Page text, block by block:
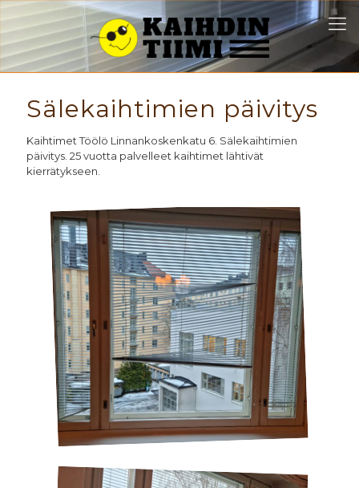
Sälekaihtimien päivitys
Kaihtimet Töölö Linnankoskenkatu 6. Sälekaihtimien
päivitys. 25 vuotta palvelleet kaihtimet lähtivät
kierrätykseen.